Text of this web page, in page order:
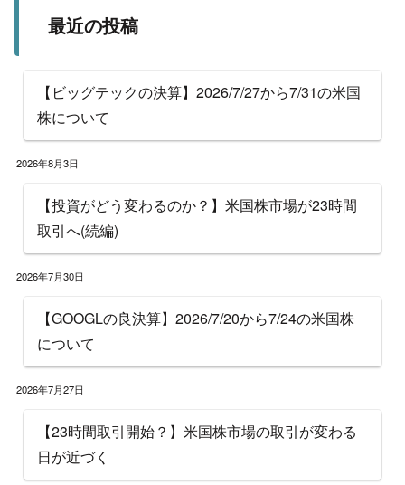
最近の投稿
【ビッグテックの決算】2026/7/27から7/31の米国
株について
2026年8月3日
【投資がどう変わるのか？】米国株市場が23時間
取引へ(続編)
2026年7月30日
【GOOGLの良決算】2026/7/20から7/24の米国株
について
2026年7月27日
【23時間取引開始？】米国株市場の取引が変わる
日が近づく